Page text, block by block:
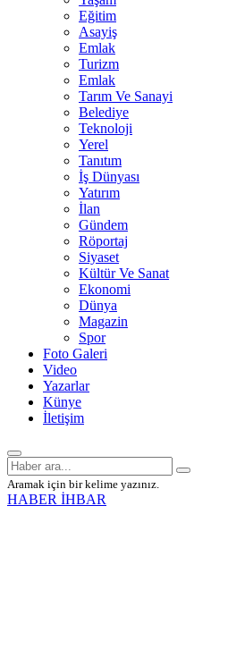
Eğitim
Asayiş
Emlak
Turizm
Emlak
Tarım Ve Sanayi
Belediye
Teknoloji
Yerel
Tanıtım
İş Dünyası
Yatırım
İlan
Gündem
Röportaj
Siyaset
Kültür Ve Sanat
Ekonomi
Dünya
Magazin
Spor
Foto Galeri
Video
Yazarlar
Künye
İletişim
Aramak için bir kelime yazınız.
HABER İHBAR